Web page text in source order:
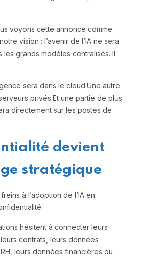
voyons cette annonce comme
vision : l’avenir de l’IA ne sera
les grands modèles centralisés. Il
sera dans le cloud.Une autre
privés.Et une partie de plus
directement sur les postes de
devient
stratégique
à l’adoption de l’IA en
hésitent à connecter leurs
contrats, leurs données
leurs données financières ou